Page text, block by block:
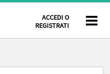
ACCEDI O
REGISTRATI